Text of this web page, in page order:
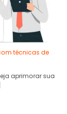
técnicas de
aprimorar sua